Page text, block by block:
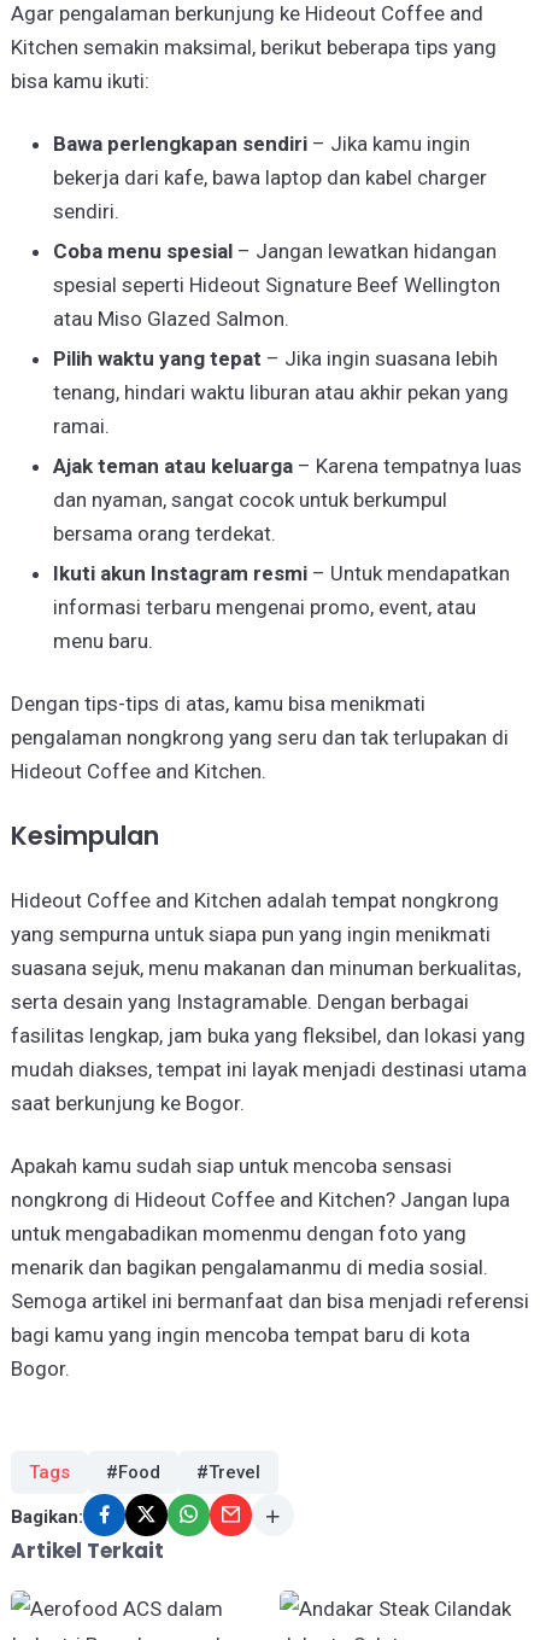
Agar pengalaman berkunjung ke Hideout Coffee and
Kitchen semakin maksimal, berikut beberapa tips yang
bisa kamu ikuti:
Bawa perlengkapan sendiri– Jika kamu ingin
bekerja dari kafe, bawa laptop dan kabel charger
sendiri.
Coba menu spesial– Jangan lewatkan hidangan
spesial seperti Hideout Signature Beef Wellington
atau Miso Glazed Salmon.
Pilih waktu yang tepat – Jika ingin suasana lebih
tenang, hindari waktu liburan atau akhir pekan yang
ramai.
Ajak teman atau keluarga– Karena tempatnya luas
dan nyaman, sangat cocok untuk berkumpul
bersama orang terdekat.
Ikuti akun Instagram resmi– Untuk mendapatkan
informasi terbaru mengenai promo, event, atau
menu baru.
Dengan tips-tips di atas, kamu bisa menikmati
pengalaman nongkrong yang seru dan tak terlupakan di
Hideout Coffee and Kitchen.
Kesimpulan
Hideout Coffee and Kitchen adalah tempat nongkrong
yang sempurna untuk siapa pun yang ingin menikmati
suasana sejuk, menu makanan dan minuman berkualitas,
serta desain yang Instagramable. Dengan berbagai
fasilitas lengkap, jam buka yang fleksibel, dan lokasi yang
mudah diakses, tempat ini layak menjadi destinasi utama
saat berkunjung ke Bogor.
Apakah kamu sudah siap untuk mencoba sensasi
nongkrong di Hideout Coffee and Kitchen? Jangan lupa
untuk mengabadikan momenmu dengan foto yang
menarik dan bagikan pengalamanmu di media sosial.
Semoga artikel ini bermanfaat dan bisa menjadi referensi
bagi kamu yang ingin mencoba tempat baru di kota
Bogor.
Tags #Food #Trevel
Bagikan:
Artikel Terkait